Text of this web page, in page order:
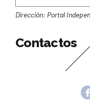
Dirección: Portal
Contactos